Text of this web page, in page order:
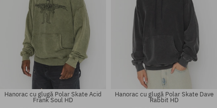
Hanorac cu glugă Polar Skate Acid
Frank Soul HD
Hanorac cu glugă Polar Skate Dave
Rabbit HD